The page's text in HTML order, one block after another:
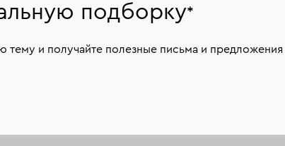
подборку*
тему и получайте полезные письма и предложения